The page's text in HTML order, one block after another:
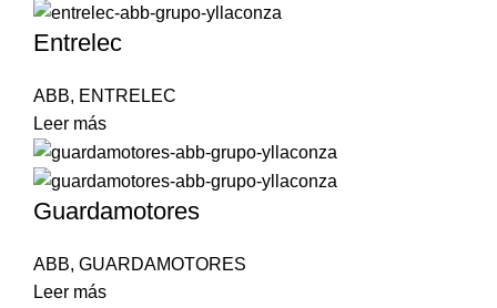
Entrelec
ABB, ENTRELEC
Leer más
Guardamotores
ABB, GUARDAMOTORES
Leer más